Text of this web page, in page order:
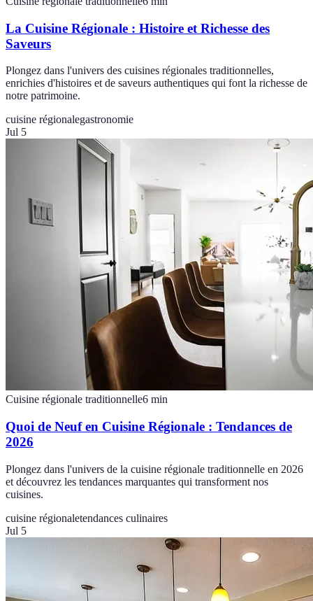
La Cuisine Régionale : Histoire et Richesse des
Saveurs
Plongez dans l'univers des cuisines régionales traditionnelles,
enrichies d'histoires et de saveurs authentiques qui font la richesse de
notre patrimoine.
cuisine régionalegastronomie
Jul 5
Cuisine régionale traditionnelle6 min
Quoi de Neuf en Cuisine Régionale : Tendances de
2026
Plongez dans l'univers de la cuisine régionale traditionnelle en 2026
et découvrez les tendances marquantes qui transforment nos
cuisines.
cuisine régionaletendances culinaires
Jul 5